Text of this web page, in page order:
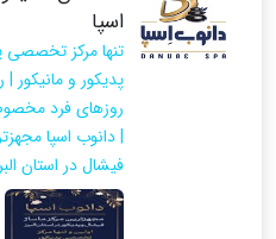
اسپا
تنها مرکز تخصصی
پدیکور و
روزهای فرد
| دانوب اسپا
فیشال در استان